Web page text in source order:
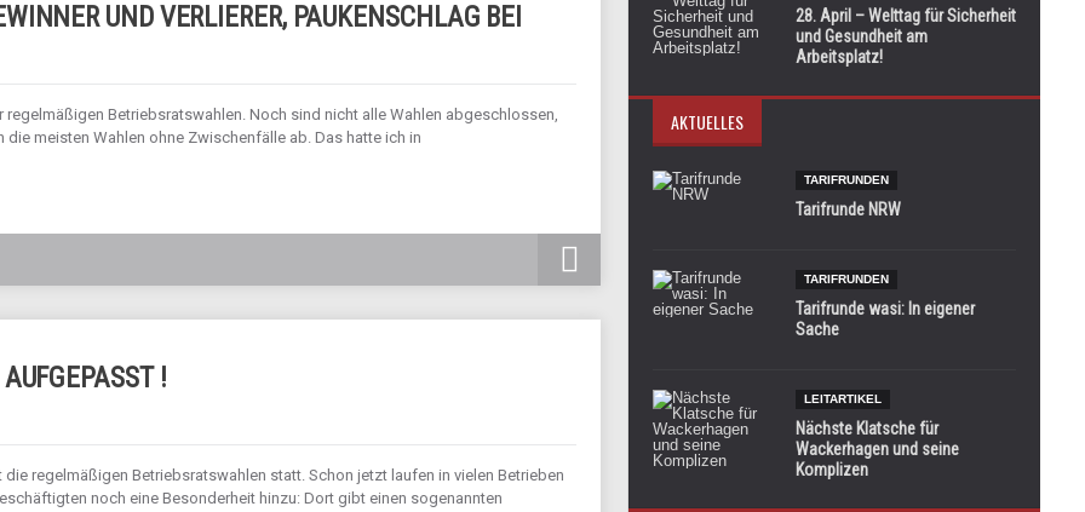
UND VERLIERER, PAUKENSCHLAG BEI
Betriebsratswahlen. Noch sind nicht alle Wahlen abgeschlossen,
meisten Wahlen ohne Zwischenfälle ab. Das hatte ich in
!
regelmäßigen Betriebsratswahlen statt. Schon jetzt laufen in vielen Betrieben
noch eine Besonderheit hinzu: Dort gibt einen sogenannten
28. April – Welttag für Sicherheit
und Gesundheit am
Arbeitsplatz!
AKTUELLES
TARIFRUNDEN
Tarifrunde NRW
TARIFRUNDEN
Tarifrunde wasi: In eigener
Sache
LEITARTIKEL
Nächste Klatsche für
Wackerhagen und seine
Komplizen